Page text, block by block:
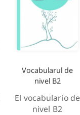
Vocabularul de
nivel B2
El vocabulario de
nivel B2